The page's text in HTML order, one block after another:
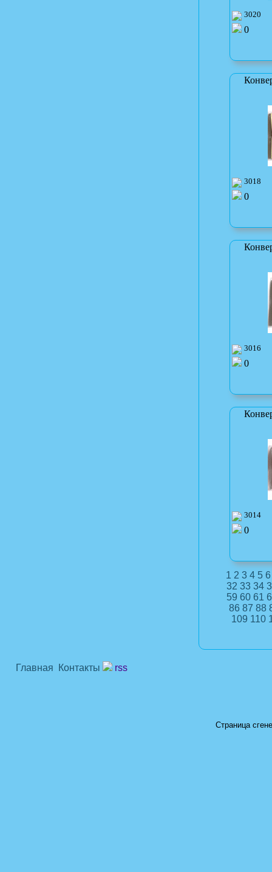
3020
0
3018
0
3016
0
3014
0
1 2 3 4 5 6
32 33 34
59 60 61
86 87 88
109 110
Главная Контакты rss
Страница